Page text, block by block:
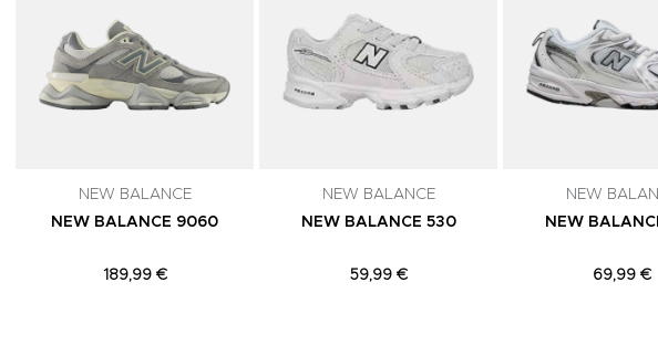
NEW BALANCE
NEW BALANCE 9060
189,99 €
NEW BALANCE
NEW BALANCE 530
59,99 €
NEW
NEW
69,99 €